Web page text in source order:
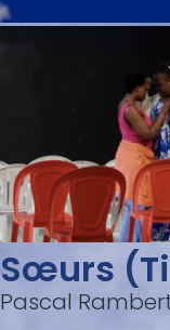
Sœurs
Pascal